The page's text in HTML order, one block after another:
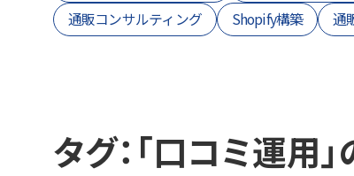
通販コンサルティング
Shopify構築 通
タグ：「口コミ運用